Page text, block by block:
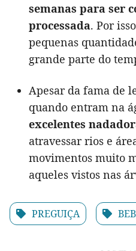
semanas para ser
processada. Por
pequenas
grande parte do
Apesar da fama de
quando entram na
excelentes
atravessar rios e
movimentos muito
aqueles vistos nas
PREGUIÇA